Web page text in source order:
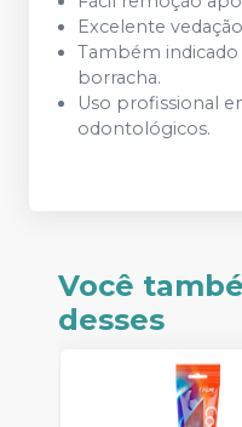
Excelente
Também
borracha.
Uso profissional
odontológicos.
Você
desses